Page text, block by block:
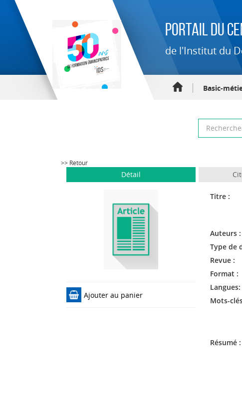
Portail du
de l'Institut du
Basic-
>> Retour
Détail
Ajouter au panier
Titre :
Auteurs :
Type de
Revue :
Format :
Langues:
Mots-
Résumé :